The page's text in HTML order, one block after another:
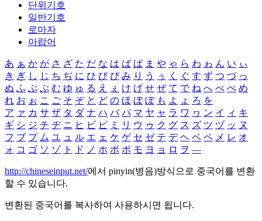
단위기호
일반기호
로마자
아랍어
あ ぁ か が さ ざ た だ な は ば ぱ ま や ゃ ら わ ゎ ん い ぃ
き ぎ し じ ち ぢ に ひ び ぴ み り う ぅ く ぐ す ず つ づ っ
ぬ ふ ぶ ぷ む ゆ ゅ る え ぇ け げ せ ぜ て で ね へ べ ぺ め
れ お ぉ こ ご そ ぞ と ど の ほ ぼ ぽ も よ ょ ろ を
ア ァ カ サ ザ タ ダ ナ ハ バ パ マ ヤ ャ ラ ワ ヮ ン イ ィ キ
ギ シ ジ チ ヂ ニ ヒ ビ ピ ミ リ ウ ゥ ク グ ス ズ ツ ヅ ッ ヌ
フ ブ プ ム ユ ュ ル エ ェ ケ ゲ セ ゼ テ デ ヘ ベ ペ メ レ オ
ォ コ ゴ ソ ゾ ト ド ノ ホ ボ ポ モ ヨ ョ ロ ヲ ―
http://chineseinput.net/에서 pinyin(병음)방식으로 중국어를 변환
할 수 있습니다.
변환된 중국어를 복사하여 사용하시면 됩니다.